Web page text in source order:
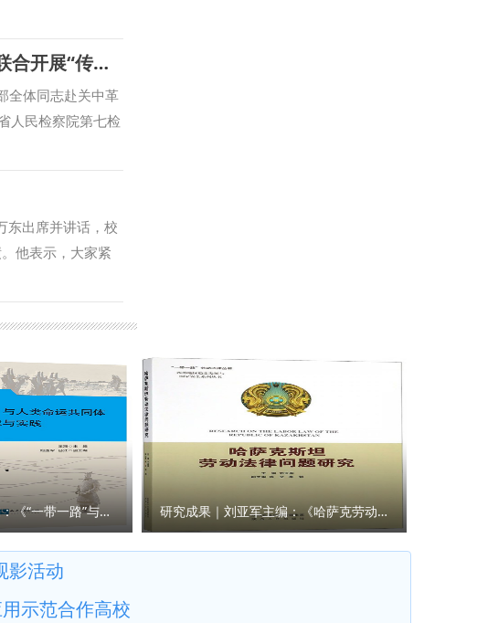
，中非交往是文
挥优势，深度融合
、咨政研究全过
与会专家畅抒真
心携手奔赴中非共
中非命运共同体
展望等交流观点。
际贸易有限公司
（供稿：政治与
行政法学院（纪检监察学院）党委与陕西省人民检察院行政检察部联合开展“传承红色基因 培树优良作风”主题党日活动
全体同志赴关中革
人民检察院第七检
史展”“习仲勋同
资料和革命文物，
，大家认真聆听
在纪念馆中庭整
力量。全体党员
饱满的热情投身
高翔）
东出席并讲话，校
他表示，大家紧
有力支持。他强
决，进一步提升人
发展。他勉励青年
于运用新兴技术
发展大局，以优异
年教师是学校事
成长发展中的堵
革发展建言献策。
完善课题申报指
职能部门负责研究成果｜王瀚主编：《“一带一路”与人类命运共同体构建的法律与实践》 研究成果｜刘亚军主编：《哈萨克劳动法律问题研究》
影活动
示范合作高校